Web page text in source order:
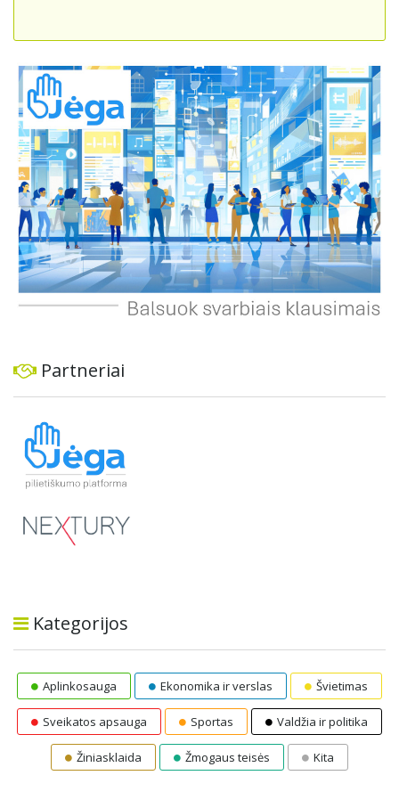
suteikdamas daugiau susisiekimo galimybių tiek
dviratininkams. Gyventojai ragina atlikti techninę,
ekonominę ir transporto analizę, organizuoti viešas
konsultacijas ir integruoti projektą į ilgalaikius miesto
planus, siekiant užtikrinti transporto sistemos patikimumą
ir prisitaikymą prie sparčiai augančio miesto poreikių.
Partneriai
Kategorijos
Aplinkosauga Ekonomika ir verslas Švietimas
Sveikatos apsauga Sportas Valdžia ir politika
Žiniasklaida Žmogaus teisės Kita